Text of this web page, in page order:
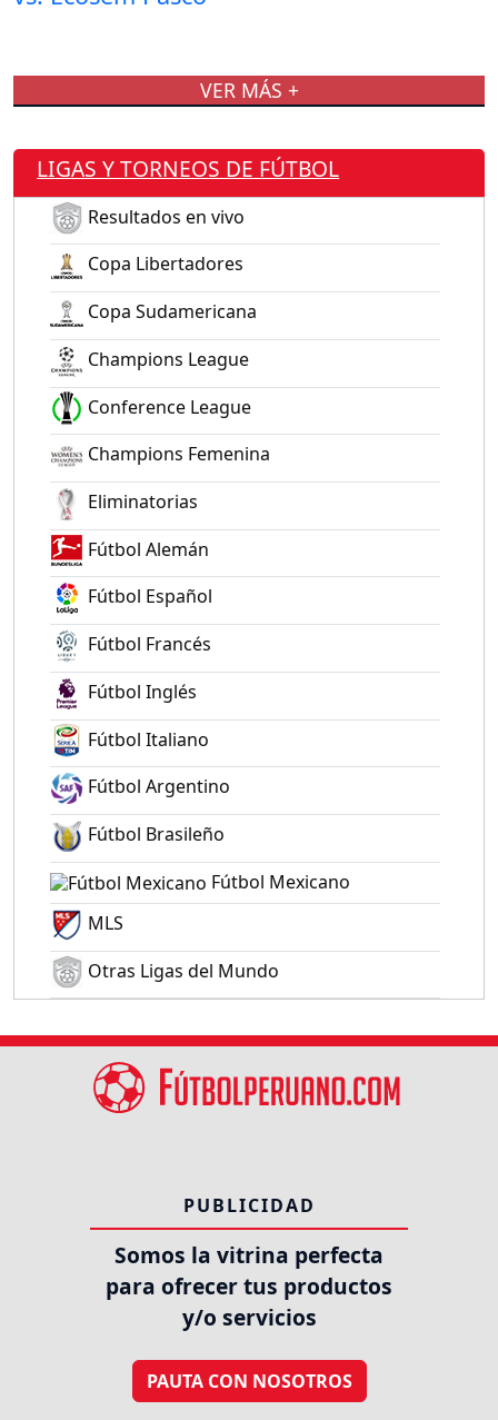
VER MÁS +
LIGAS Y TORNEOS DE FÚTBOL
Resultados en vivo
Copa Libertadores
Copa Sudamericana
Champions League
Conference League
Champions Femenina
Eliminatorias
Fútbol Alemán
Fútbol Español
Fútbol Francés
Fútbol Inglés
Fútbol Italiano
Fútbol Argentino
Fútbol Brasileño
Fútbol Mexicano
MLS
Otras Ligas del Mundo
PUBLICIDAD
Somos la vitrina perfecta
para ofrecer tus productos
y/o servicios
PAUTA CON NOSOTROS